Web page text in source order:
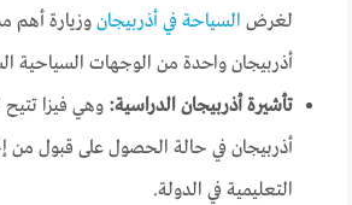
لغرض السياحة في أذربيجان وزيارة أهم
أذربيجان واحدة من الوجهات السياحية
تأشيرة أذربيجان الدراسية:وهي فيزا
أذربيجان في حالة الحصول على قبول من
التعليمية في الدولة.